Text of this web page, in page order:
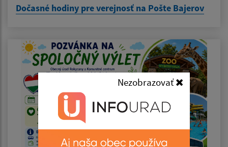
Nezobrazovať
Dočasné hodiny pre verejnosť na Pošte Bajerov